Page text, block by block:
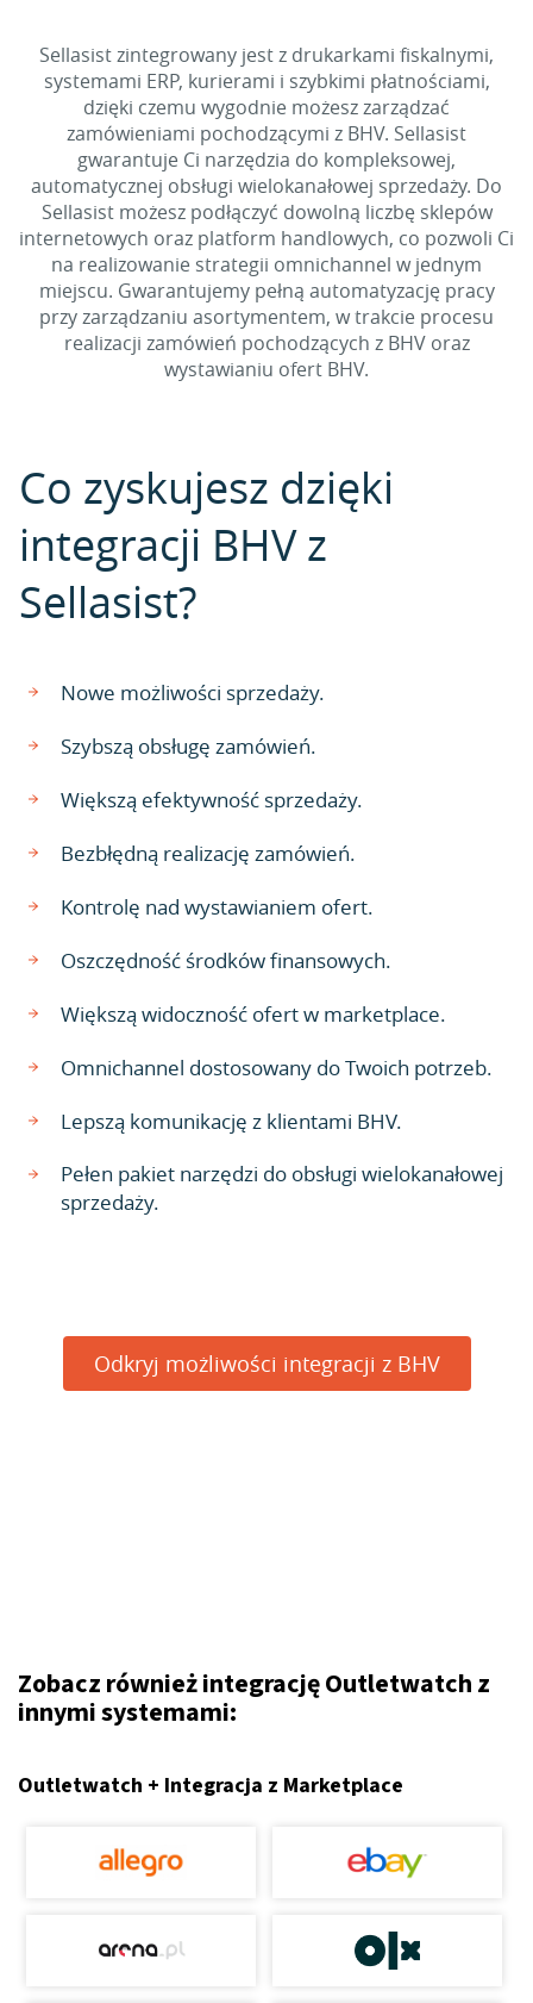
Sellasist zintegrowany jest z drukarkami fiskalnymi,
systemami ERP, kurierami i szybkimi płatnościami,
dzięki czemu wygodnie możesz zarządzać
zamówieniami pochodzącymi z BHV. Sellasist
gwarantuje Ci narzędzia do kompleksowej,
automatycznej obsługi wielokanałowej sprzedaży. Do
Sellasist możesz podłączyć dowolną liczbę sklepów
internetowych oraz platform handlowych, co pozwoli Ci
na realizowanie strategii omnichannel w jednym
miejscu. Gwarantujemy pełną automatyzację pracy
przy zarządzaniu asortymentem, w trakcie procesu
realizacji zamówień pochodzących z BHV oraz
wystawianiu ofert BHV.
Co zyskujesz dzięki
integracji BHV z
Sellasist?
Nowe możliwości sprzedaży.
Szybszą obsługę zamówień.
Większą efektywność sprzedaży.
Bezbłędną realizację zamówień.
Kontrolę nad wystawianiem ofert.
Oszczędność środków finansowych.
Większą widoczność ofert w marketplace.
Omnichannel dostosowany do Twoich potrzeb.
Lepszą komunikację z klientami BHV.
Pełen pakiet narzędzi do obsługi wielokanałowej
sprzedaży.
Odkryj możliwości integracji z BHV
Zobacz również integrację Outletwatch z
innymi systemami:
Outletwatch + Integracja z Marketplace